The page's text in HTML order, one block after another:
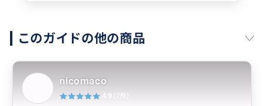
このガイドの他の商品
nicomaco
4.9 (7件)